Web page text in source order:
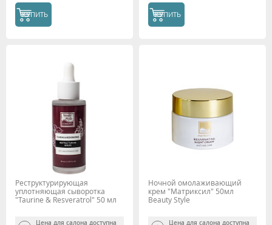
КУПИТЬ КУПИТЬ
Реструктурирующая
уплотняющая сыворотка
"Taurine & Resveratrol" 50 мл
Цена для салона доступна
Ночной омолаживающий
крем "Матриксил" 50мл
Beauty Style
Цена для салона доступна